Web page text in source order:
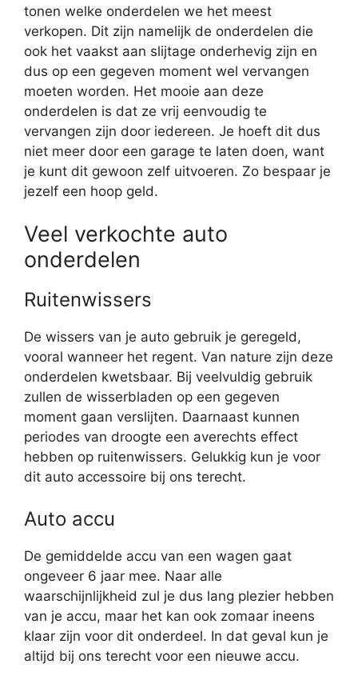
tonen welke onderdelen we het meest
verkopen. Dit zijn namelijk de onderdelen die
ook het vaakst aan slijtage onderhevig zijn en
dus op een gegeven moment wel vervangen
moeten worden. Het mooie aan deze
onderdelen is dat ze vrij eenvoudig te
vervangen zijn door iedereen. Je hoeft dit dus
niet meer door een garage te laten doen, want
je kunt dit gewoon zelf uitvoeren. Zo bespaar je
jezelf een hoop geld.
Veel verkochte auto
onderdelen
Ruitenwissers
De wissers van je auto gebruik je geregeld,
vooral wanneer het regent. Van nature zijn deze
onderdelen kwetsbaar. Bij veelvuldig gebruik
zullen de wisserbladen op een gegeven
moment gaan verslijten. Daarnaast kunnen
periodes van droogte een averechts effect
hebben op ruitenwissers. Gelukkig kun je voor
dit auto accessoire bij ons terecht.
Auto accu
De gemiddelde accu van een wagen gaat
ongeveer 6 jaar mee. Naar alle
waarschijnlijkheid zul je dus lang plezier hebben
van je accu, maar het kan ook zomaar ineens
klaar zijn voor dit onderdeel. In dat geval kun je
altijd bij ons terecht voor een nieuwe accu.